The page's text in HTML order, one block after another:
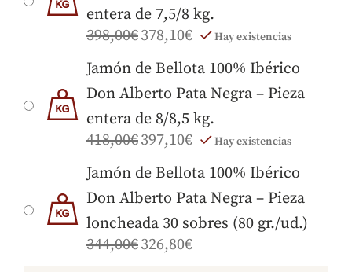
entera de 7,5/8 kg.
398,00€378,10€ Hay existencias
Jamón de Bellota 100% Ibérico
Don Alberto Pata Negra – Pieza
entera de 8/8,5 kg.
418,00€397,10€ Hay existencias
Jamón de Bellota 100% Ibérico
Don Alberto Pata Negra – Pieza
loncheada 30 sobres (80 gr./ud.)
344,00€326,80€